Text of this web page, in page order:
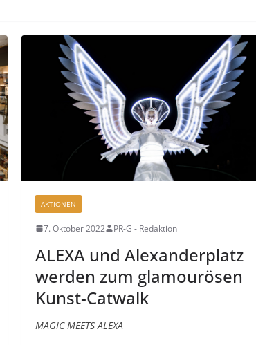
AKTIONEN
7. Oktober 2022 PR-G - Redaktion
ALEXA und Alexanderplatz
werden zum glamourösen
Kunst-Catwalk
MAGIC MEETS ALEXA